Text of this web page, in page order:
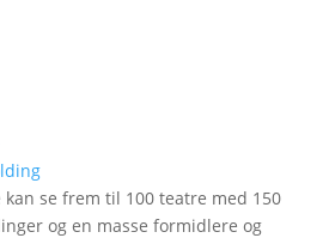
se frem til 100 teatre med 150
og en masse formidlere og